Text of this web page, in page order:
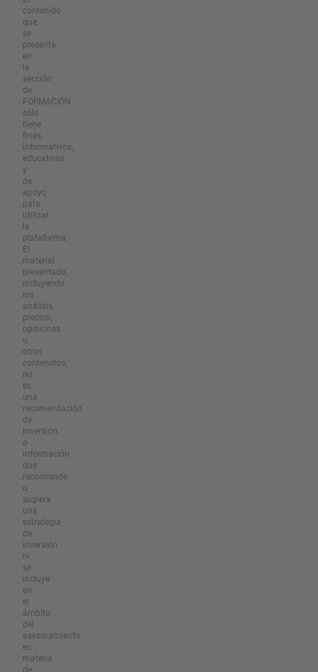
contenido
que
se
presenta
en
la
sección
de
FORMACIÓN
sólo
tiene
fines
informativos,
educativos
y
de
apoyo
para
utilizar
la
plataforma.
El
material
presentado,
incluyendo
los
análisis,
precios,
opiniones
u
otros
contenidos,
no
es
una
recomendación
de
inversión
o
información
que
recomiende
o
sugiera
una
estrategia
de
inversión
ni
se
incluye
en
el
ámbito
del
asesoramiento
en
materia
de